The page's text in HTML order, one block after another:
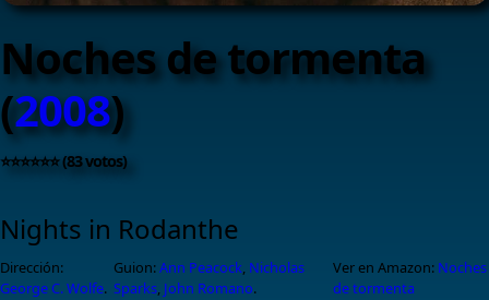
Noches de tormenta
(2008)
⭐⭐⭐⭐⭐⭐ (83 votos)
Nights in Rodanthe
Dirección:
George C. Wolfe.
Guion:Ann Peacock, Nicholas
Sparks, John Romano.
Ver en Amazon: Noches
de tormenta